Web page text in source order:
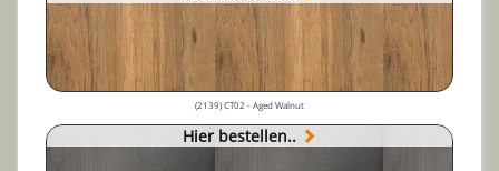
(2139) CT02 - Aged Walnut
Hier bestellen..